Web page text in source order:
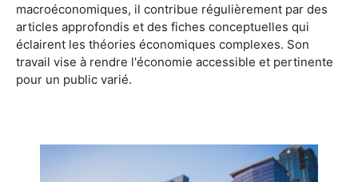
macroéconomiques, il contribue régulièrement par des
articles approfondis et des fiches conceptuelles qui
éclairent les théories économiques complexes. Son
travail vise à rendre l'économie accessible et pertinente
pour un public varié.